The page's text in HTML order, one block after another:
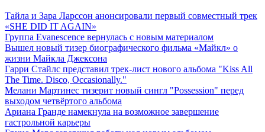
Тайла и Зара Ларссон анонсировали первый совместный трек
«SHE DID IT AGAIN»
Группа Evanescence вернулась с новым материалом
Вышел новый тизер биографического фильма «Майкл» о
жизни Майкла Джексона
Гарри Стайлс представил трек-лист нового альбома "Kiss All
The Time. Disco, Occasionally."
Мелани Мартинес тизерит новый сингл "Possession" перед
выходом четвёртого альбома
Ариана Гранде намекнула на возможное завершение
гастрольной карьеры